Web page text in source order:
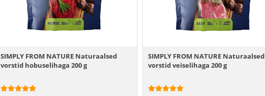
SIMPLY FROM NATURE Naturaalsed
vorstid hobuselihaga 200 g
SIMPLY FROM NATURE Naturaalsed
vorstid veiselihaga 200 g